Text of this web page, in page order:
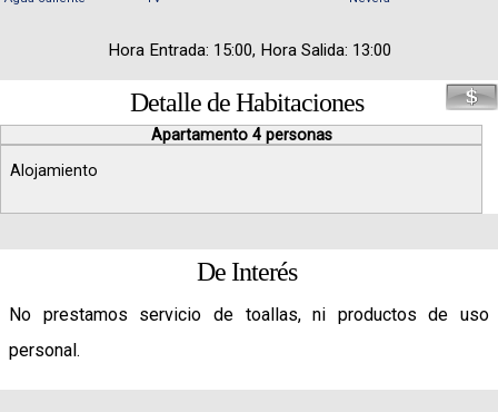
Hora Entrada: 15:00, Hora Salida: 13:00
Detalle de Habitaciones
Apartamento 4 personas
Alojamiento
De Interés
No prestamos servicio de toallas, ni productos de uso
personal.